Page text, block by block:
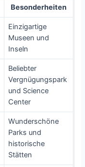
Besonderheiten
Einzigartige
Museen und
Inseln
Beliebter
Vergnügungspark
und Science
Center
Wunderschöne
Parks und
historische
Stätten